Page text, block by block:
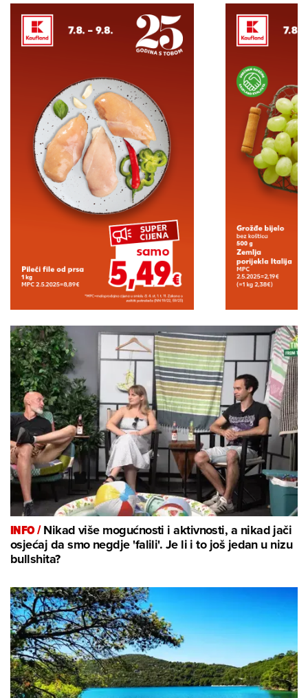
INFO /Nikad više mogućnosti i aktivnosti, a nikad jači
osjećaj da smo negdje 'falili'. Je li i to još jedan u nizu
bullshita?